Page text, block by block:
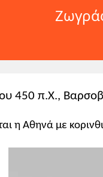
450 π.Χ.,
η Αθηνά με